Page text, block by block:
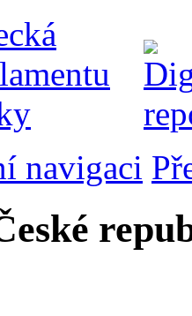
navigaci